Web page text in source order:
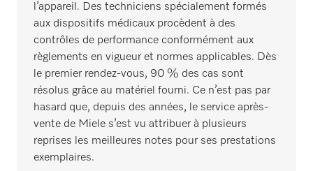
l’appareil. Des techniciens spécialement formés
aux dispositifs médicaux procèdent à des
contrôles de performance conformément aux
règlements en vigueur et normes applicables. Dès
le premier rendez-vous, 90 % des cas sont
résolus grâce au matériel fourni. Ce n’est pas par
hasard que, depuis des années, le service après-
vente de Miele s’est vu attribuer à plusieurs
reprises les meilleures notes pour ses prestations
exemplaires.